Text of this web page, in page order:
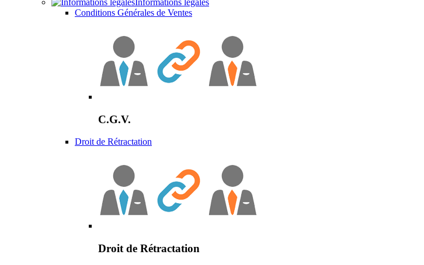
Conditions Générales de Ventes
C.G.V.
Droit de Rétractation
Droit de Rétractation